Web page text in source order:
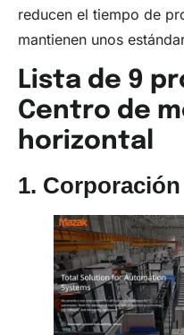
reducen el tiempo de
mantienen unos
Lista de 9
Centro de
horizontal
1. Corporación